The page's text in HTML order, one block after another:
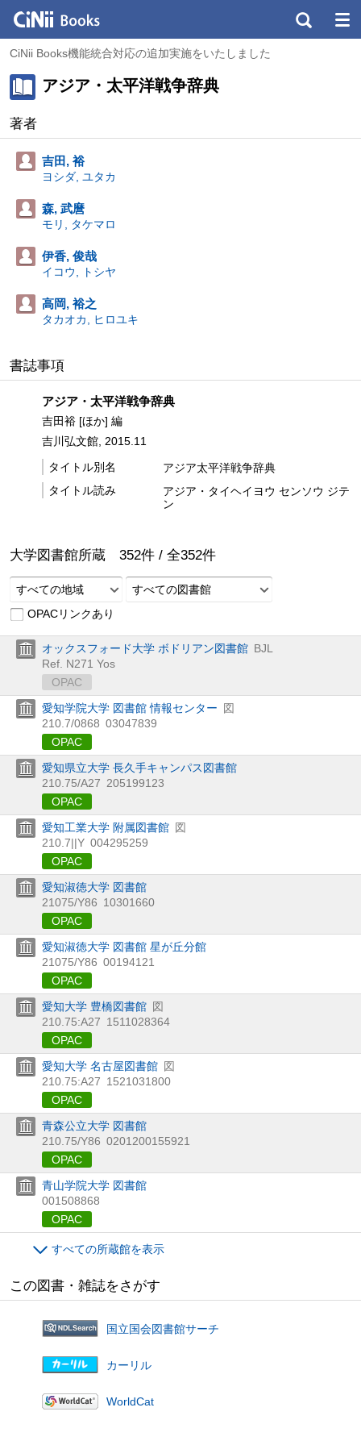
CiNii Books機能統合対応の追加実施をいたしました
アジア・太平洋戦争辞典
著者
吉田, 裕
ヨシダ, ユタカ
森, 武麿
モリ, タケマロ
伊香, 俊哉
イコウ, トシヤ
高岡, 裕之
タカオカ, ヒロユキ
書誌事項
アジア・太平洋戦争辞典
吉田裕 [ほか] 編
吉川弘文館, 2015.11
タイトル別名
アジア太平洋戦争辞典
タイトル読み
アジア・タイヘイヨウ センソウ ジテ
ン
大学図書館所蔵 352件 / 全352件
すべての地域
すべての図書館
OPACリンクあり
オックスフォード大学 ボドリアン図書館 BJL
Ref. N271 Yos
OPAC
愛知学院大学 図書館 情報センター 図
210.7/0868 03047839
OPAC
愛知県立大学 長久手キャンパス図書館
210.75/A27 205199123
OPAC
愛知工業大学 附属図書館 図
210.7||Y 004295259
OPAC
愛知淑徳大学 図書館
21075/Y86 10301660
OPAC
愛知淑徳大学 図書館 星が丘分館
21075/Y86 00194121
OPAC
愛知大学 豊橋図書館 図
210.75:A27 1511028364
OPAC
愛知大学 名古屋図書館 図
210.75:A27 1521031800
OPAC
青森公立大学 図書館
210.75/Y86 0201200155921
OPAC
青山学院大学 図書館
001508868
OPAC
すべての所蔵館を表示
この図書・雑誌をさがす
国立国会図書館サーチ
カーリル
WorldCat